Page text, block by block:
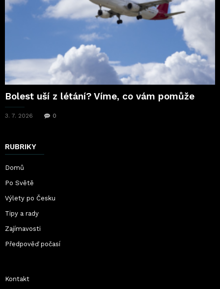
Bolest uší z létání? Víme, co vám pomůže
3. 7. 2026 0
RUBRIKY
Domů
Po Světě
Výlety po Česku
Tipy a rady
Zajímavosti
Předpověď počasí
Kontakt